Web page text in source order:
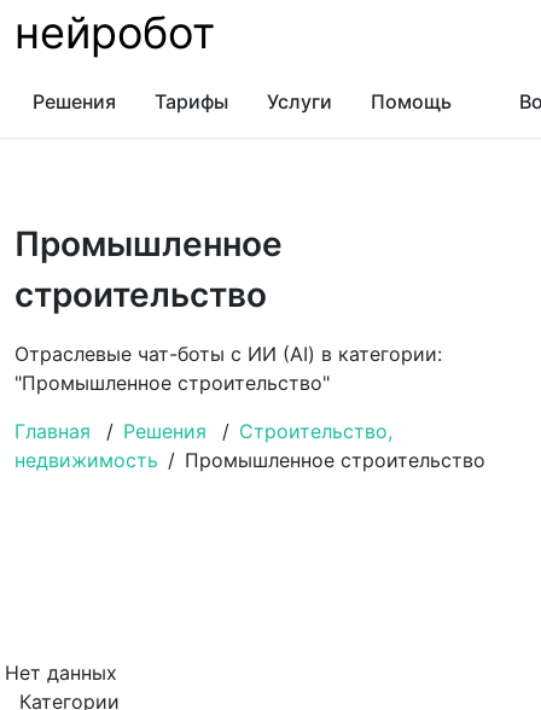
нейробот
Решения Тарифы Услуги Помощь
Промышленное
строительство
Отраслевые чат-боты с ИИ (AI) в категории:
"Промышленное строительство"
Главная
/ Решения / Строительство,
недвижимость / Промышленное строительство
Категории
Нет данных